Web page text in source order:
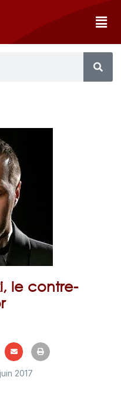
le contre-
2017